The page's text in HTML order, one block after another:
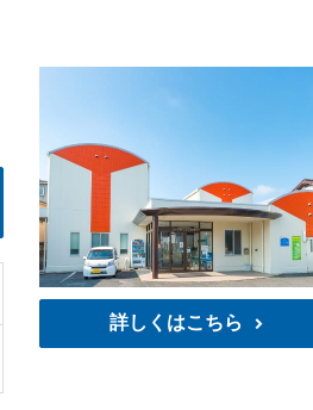
詳しくはこちら